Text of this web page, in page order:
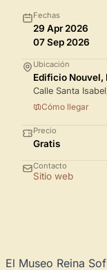
Fechas
29 Apr 2026
07 Sep 2026
Ubicación
Edificio Nouvel,
Calle Santa
Cómo llegar
Precio
Gratis
Contacto
Sitio web
El Museo Reina